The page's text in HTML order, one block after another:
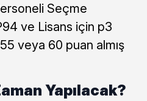
Seçme
ve Lisans için p3
veya 60 puan almış
Yapılacak?